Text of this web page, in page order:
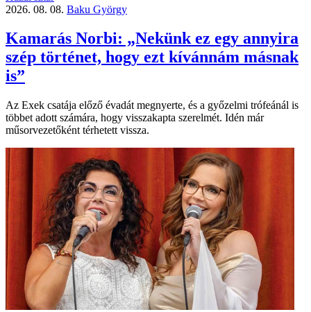
2026. 08. 08. Baku György
Kamarás Norbi: „Nekünk ez egy annyira
szép történet, hogy ezt kívánnám másnak
is”
Az Exek csatája előző évadát megnyerte, és a győzelmi trófeánál is
többet adott számára, hogy visszakapta szerelmét. Idén már
műsorvezetőként térhetett vissza.